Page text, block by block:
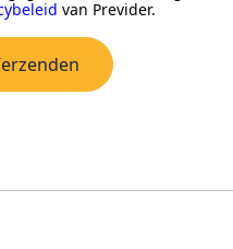
van Previder.